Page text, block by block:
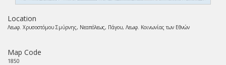
Location
Λεωφ. Χρυσοστόμου Σμύρνης, Νεαπόλεως, Πάγου, Λεωφ. Κοινωνίας των Εθνών
Map Code
1850